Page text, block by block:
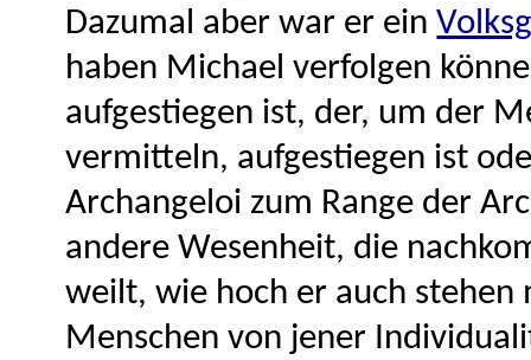
Dazumal aber war er ein
haben Michael verfolgen
aufgestiegen ist, der, um der
vermitteln, aufgestiegen ist
Archangeloi zum Range der
andere Wesenheit, die
weilt, wie hoch er auch
Menschen von jener